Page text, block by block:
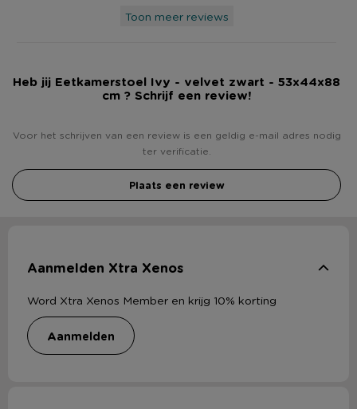
Toon meer reviews
Heb jij Eetkamerstoel Ivy - velvet zwart - 53x44x88
cm ? Schrijf een review!
Voor het schrijven van een review is een geldig e-mail adres nodig
ter verificatie.
Plaats een review
Aanmelden Xtra Xenos
Word Xtra Xenos Member en krijg 10% korting
aanmelden